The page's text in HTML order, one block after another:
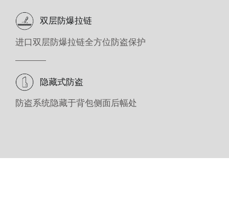
双层防爆拉链
进口双层防爆拉链全方位防盗保护
隐藏式防盗
防盗系统隐藏于背包侧面后幅处